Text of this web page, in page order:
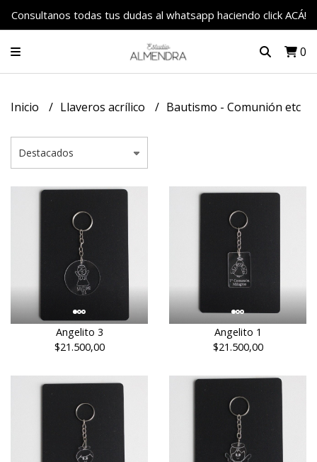
Consultanos todas tus dudas al whatsapp haciendo click ACÁ!
0
Inicio Llaveros acrílico Bautismo - Comunión etc
Angelito 3
$21.500,00
Angelito 1
$21.500,00